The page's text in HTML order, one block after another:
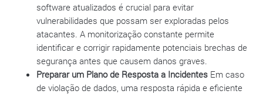
software atualizados é crucial para evitar
vulnerabilidades que possam ser exploradas pelos
atacantes. A monitorização constante permite
identificar e corrigir rapidamente potenciais brechas de
segurança antes que causem danos graves.
Preparar um Plano de Resposta a Incidentes Em caso
de violação de dados, uma resposta rápida e eficiente